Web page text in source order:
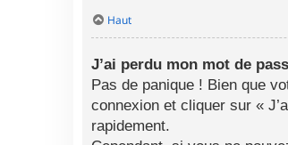
Haut
J’ai perdu mon mot de
Pas de panique ! Bien que
connexion et cliquer sur «
rapidement.